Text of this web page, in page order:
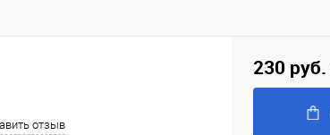
отзыв
230 руб.